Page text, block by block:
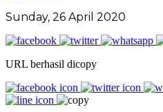
Sunday, 26 April 2020
URL berhasil dicopy